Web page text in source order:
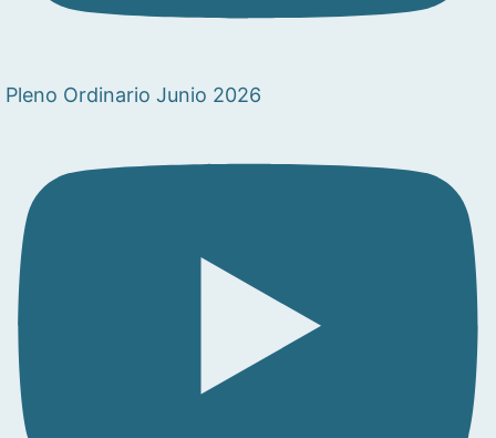
Pleno Ordinario Junio 2026